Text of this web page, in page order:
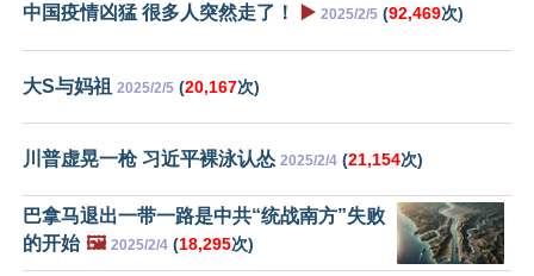
中国疫情凶猛 很多人突然走了！ ▶️ 2025/2/5 (92,469次)
大S与妈祖 2025/2/5 (20,167次)
川普虚晃一枪 习近平裸泳认怂 2025/2/4 (21,154次)
巴拿马退出一带一路是中共“统战南方”失败
的开始 🖼️ 2025/2/4 (18,295次)